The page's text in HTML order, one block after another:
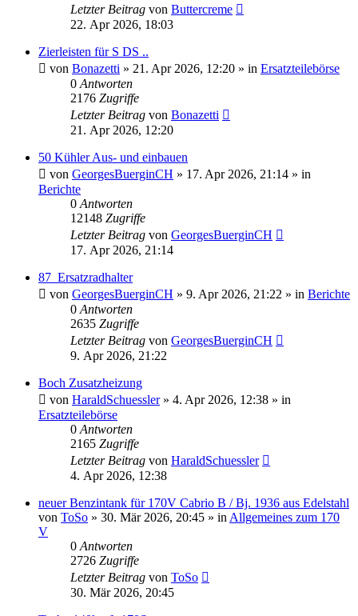
Letzter Beitrag von Buttercreme
22. Apr 2026, 18:03
Zierleisten für S DS ..
von Bonazetti » 21. Apr 2026, 12:20 » in Ersatzteilebörse
0 Antworten
2176 Zugriffe
Letzter Beitrag von Bonazetti
21. Apr 2026, 12:20
50 Kühler Aus- und einbauen
von GeorgesBuerginCH » 17. Apr 2026, 21:14 » in
Berichte
0 Antworten
12148 Zugriffe
Letzter Beitrag von GeorgesBuerginCH
17. Apr 2026, 21:14
87_Ersatzradhalter
von GeorgesBuerginCH » 9. Apr 2026, 21:22 » in Berichte
0 Antworten
2635 Zugriffe
Letzter Beitrag von GeorgesBuerginCH
9. Apr 2026, 21:22
Boch Zusatzheizung
von HaraldSchuessler» 4. Apr 2026, 12:38 » in
Ersatzteilebörse
0 Antworten
2165 Zugriffe
Letzter Beitrag von HaraldSchuessler
4. Apr 2026, 12:38
neuer Benzintank für 170V Cabrio B / Bj. 1936 aus Edelstahl
von ToSo » 30. Mär 2026, 20:45 » in Allgemeines zum 170
V
0 Antworten
2726 Zugriffe
Letzter Beitrag von ToSo
30. Mär 2026, 20:45